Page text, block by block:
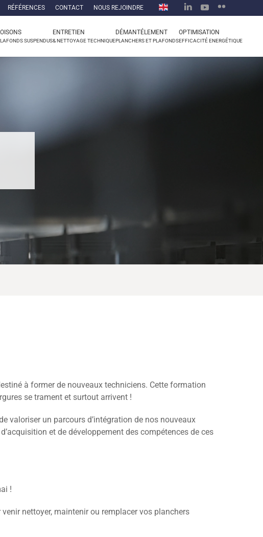
RÉFÉRENCES CONTACT NOUS REJOINDRE
SUSPENDUS
ENTRETIEN
& NETTOYAGE TECHNIQUE
DÉMANTÉLEMENT
PLANCHERS ET PLAFONDS
OPTIMISATION
EFFICACITÉ ENERGÉTIQUE
à former de nouveaux techniciens. Cette formation
se trament et surtout arrivent !
valoriser un parcours d’intégration de nos nouveaux
et de développement des compétences de ces
!
nettoyer, maintenir ou remplacer vos planchers